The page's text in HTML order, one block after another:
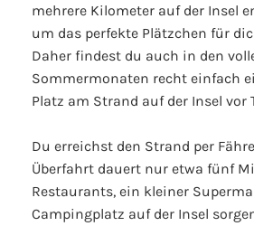
mehrere Kilometer auf der Insel
um das perfekte Plätzchen für
Daher findest du auch in den
Sommermonaten recht einfach
Platz am Strand auf der Insel vor
Du erreichst den Strand per
Überfahrt dauert nur etwa fünf
Restaurants, ein kleiner
Campingplatz auf der Insel